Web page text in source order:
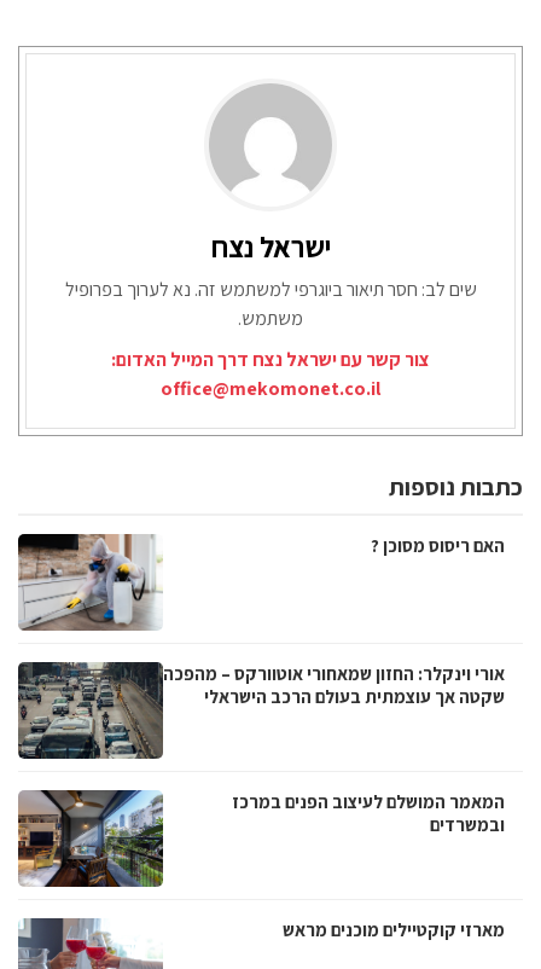
ישראל נצח
שים לב: חסר תיאור ביוגרפי למשתמש זה. נא לערוך בפרופיל
משתמש.
צור קשר עם ישראל נצח דרך המייל האדום:
office@mekomonet.co.il
כתבות נוספות
האם ריסוס מסוכן ?
אורי וינקלר: החזון שמאחורי אוטוורקס – מהפכה
שקטה אך עוצמתית בעולם הרכב הישראלי
המאמר המושלם לעיצוב הפנים במרכז
ובמשרדים
מארזי קוקטיילים מוכנים מראש